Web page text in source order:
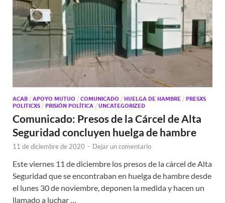
ACAB / APOYO MUTUO / COMUNICADO / HUELGA DE HAMBRE / PRESXS
POLITICXS / PRISIÓN POLÍTICA / UNCATEGORIZED
Comunicado: Presos de la Cárcel de Alta
Seguridad concluyen huelga de hambre
11 de diciembre de 2020 - Dejar un comentario
Este viernes 11 de diciembre los presos de la cárcel de Alta
Seguridad que se encontraban en huelga de hambre desde
el lunes 30 de noviembre, deponen la medida y hacen un
llamado a luchar …